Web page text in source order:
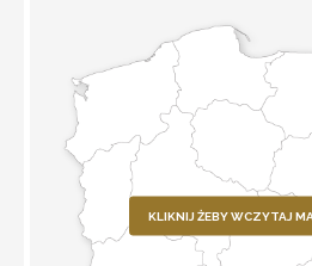
KLIKNIJ ŻEBY WCZYTAJ